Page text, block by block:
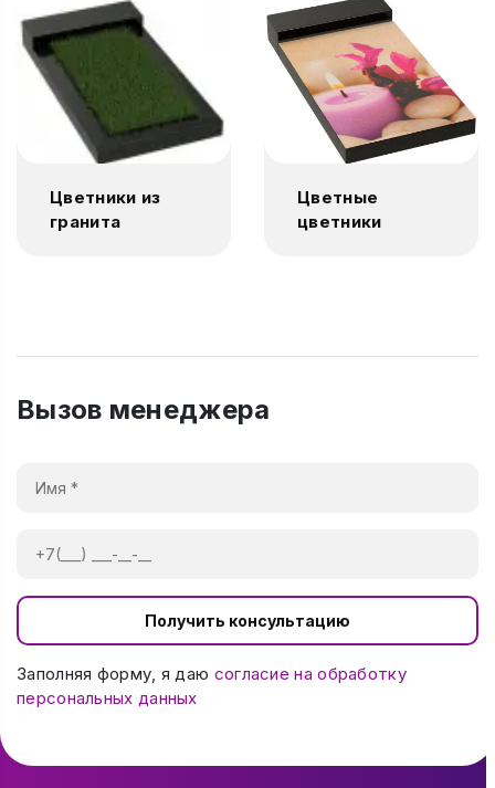
Цветники из
гранита
Цветные
цветники
Вызов менеджера
Получить консультацию
Заполняя форму, я даю согласие на обработку
персональных данных